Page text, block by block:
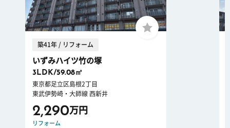
築41年 / リフォーム
いずみハイツ竹の塚
3LDK/59.08㎡
東京都足立区島根2丁目
東武伊勢崎・大師線 西新井
2,290万円
リフォーム